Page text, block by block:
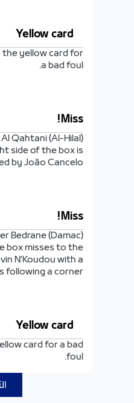
Yellow card
the yellow card for
a bad foul.
Miss!
Qahtani (Al-Hilal)
side of the box is
by João Cancelo.
Miss!
Bedrane (Damac)
box misses to the
N'Koudou with a
following a corner.
Yellow card
card for a bad
foul.